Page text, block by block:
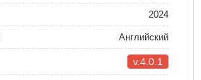
2024
Английский
v.4.0.1